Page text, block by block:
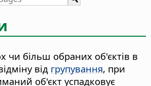
чи більш обраних об'єктів в
від групування, при
об'єкт успадковує